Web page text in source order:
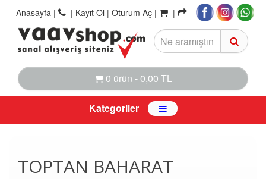
Anasayfa | | Kayıt Ol | Oturum Aç | |
0 ürün - 0,00 TL
Kategoriler
TOPTAN BAHARAT